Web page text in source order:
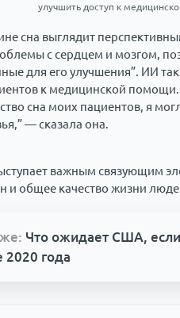
улучшить доступ к
сна выглядит
с сердцем и мозгом,
для его улучшения”. ИИ
к медицинской
сна моих пациентов, я
— сказала она.
важным связующим
и общее качество жизни
Что ожидает США,
2020 года